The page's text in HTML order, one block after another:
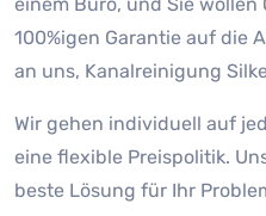
100%igen Garantie auf die
an uns, Kanalreinigung
Wir gehen individuell auf
eine flexible Preispolitik.
beste Lösung für Ihr